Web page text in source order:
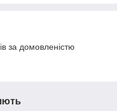
за домовленістю